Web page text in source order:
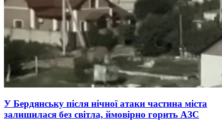
У Бердянську після нічної атаки частина міста
залишилася без світла, ймовірно горить АЗС